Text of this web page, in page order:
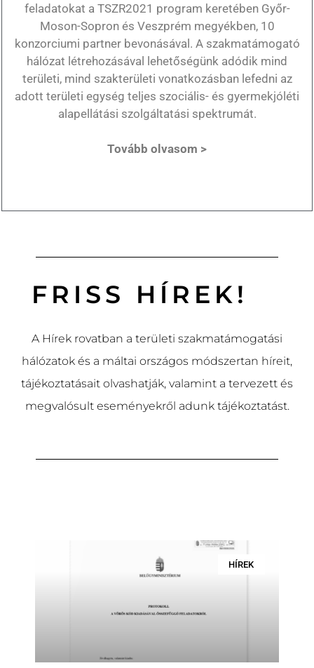
feladatokat a TSZR2021 program keretében Győr-
Moson-Sopron és Veszprém megyékben, 10
konzorciumi partner bevonásával. A szakmatámogató
hálózat létrehozásával lehetőségünk adódik mind
területi, mind szakterületi vonatkozásban lefedni az
adott területi egység teljes szociális- és gyermekjóléti
alapellátási szolgáltatási spektrumát.
Tovább olvasom >
FRISS HÍREK!
A Hírek rovatban a területi szakmatámogatási
hálózatok és a máltai országos módszertan híreit,
tájékoztatásait olvashatják, valamint a tervezett és
megvalósult eseményekről adunk tájékoztatást.
HÍREK